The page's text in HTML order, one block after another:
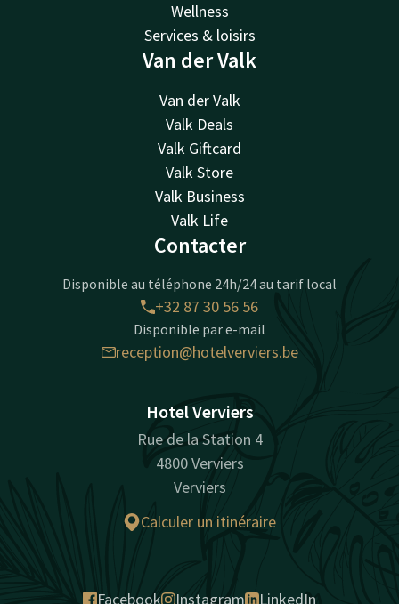
Wellness
Services & loisirs
Van der Valk
Van der Valk
Valk Deals
Valk Giftcard
Valk Store
Valk Business
Valk Life
Contacter
Disponible au téléphone 24h/24 au tarif local
+32 87 30 56 56
Disponible par e-mail
reception@hotelverviers.be
Hotel Verviers
Rue de la Station 4
4800 Verviers
Verviers
Calculer un itinéraire
Facebook Instagram LinkedIn